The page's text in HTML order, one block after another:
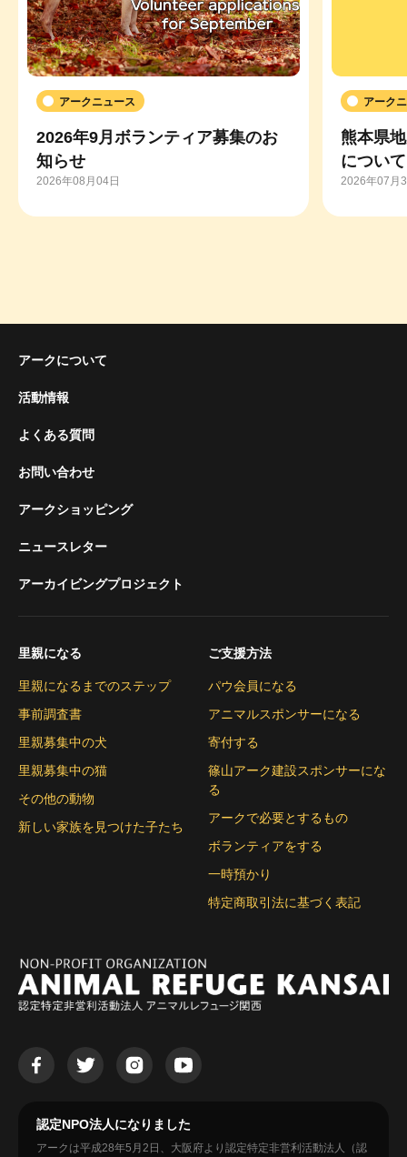
アークニュース
2026年9月ボランティア募集のお
知らせ
2026年08月04日
アーク
熊本県
について
2026年07月
アークについて
活動情報
よくある質問
お問い合わせ
アークショッピング
ニュースレター
アーカイビングプロジェクト
里親になる
里親になるまでのステップ
事前調査書
里親募集中の犬
里親募集中の猫
その他の動物
新しい家族を見つけた子たち
ご支援方法
パウ会員になる
アニマルスポンサーになる
寄付する
篠山アーク建設スポンサーにな
る
アークで必要とするもの
ボランティアをする
一時預かり
特定商取引法に基づく表記
認定NPO法人になりました
アークは平成28年5月2日、大阪府より認定特定非営利活動法人（認